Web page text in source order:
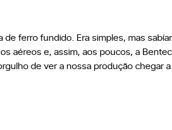
ferro fundido. Era simples, mas
aéreos e, assim, aos poucos, a
de ver a nossa produção chegar